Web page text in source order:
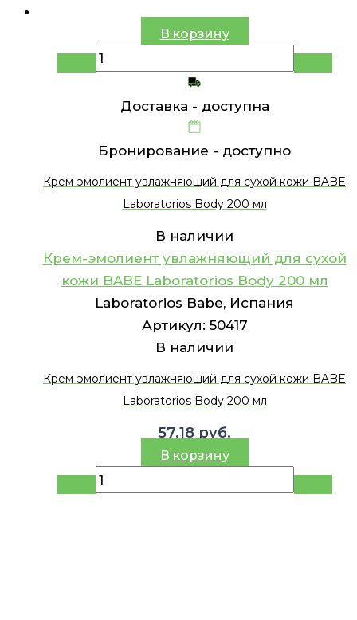
В корзину
Доставка - доступна
Бронирование - доступно
Крем-эмолиент увлажняющий для сухой кожи BABE
Laboratorios Body 200 мл
В наличии
Крем-эмолиент увлажняющий для сухой
кожи BABE Laboratorios Body 200 мл
Laboratorios Babe, Испания
Артикул: 50417
В наличии
Крем-эмолиент увлажняющий для сухой кожи BABE
Laboratorios Body 200 мл
57.18 руб.
В корзину